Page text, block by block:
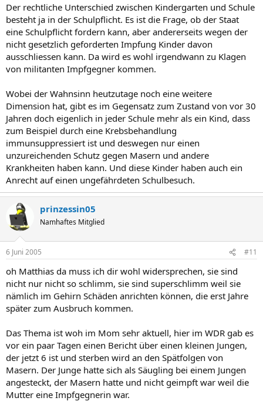
Der rechtliche Unterschied zwischen Kindergarten und Schule
besteht ja in der Schulpflicht. Es ist die Frage, ob der Staat
eine Schulpflicht fordern kann, aber andererseits wegen der
nicht gesetzlich geforderten Impfung Kinder davon
ausschliessen kann. Da wird es wohl irgendwann zu Klagen
von militanten Impfgegner kommen.
Wobei der Wahnsinn heutzutage noch eine weitere
Dimension hat, gibt es im Gegensatz zum Zustand von vor 30
Jahren doch eigenlich in jeder Schule mehr als ein Kind, dass
zum Beispiel durch eine Krebsbehandlung
immunsuppressiert ist und deswegen nur einen
unzureichenden Schutz gegen Masern und andere
Krankheiten haben kann. Und diese Kinder haben auch ein
Anrecht auf einen ungefährdeten Schulbesuch.
prinzessin05
Namhaftes Mitglied
6 Juni 2005 #11
oh Matthias da muss ich dir wohl widersprechen, sie sind
nicht nur nicht so schlimm, sie sind superschlimm weil sie
nämlich im Gehirn Schäden anrichten können, die erst Jahre
später zum Ausbruch kommen.
Das Thema ist woh im Mom sehr aktuell, hier im WDR gab es
vor ein paar Tagen einen Bericht über einen kleinen Jungen,
der jetzt 6 ist und sterben wird an den Spätfolgen von
Masern. Der Junge hatte sich als Säugling bei einem Jungen
angesteckt, der Masern hatte und nicht geimpft war weil die
Mutter eine Impfgegnerin war.